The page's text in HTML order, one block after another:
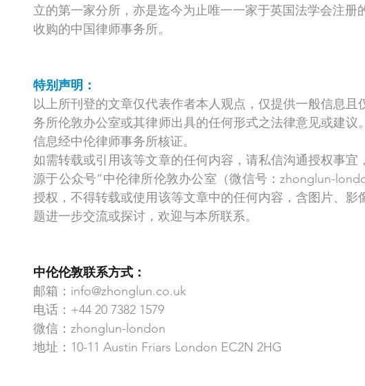
立的第一家分所，亦是迄今为止唯一一家于英国法学会注册
收购的中国律师事务所。
特别声明：
以上所刊登的文章仅代表作者本人观点，仅提供一般信息
务所伦敦办公室或其律师出具的任何形式之法律意见或建
信息经中伦律师事务所核证。
如需转载或引用该等文章的任何内容，请私信沟通授权事
源于公众号“中伦律所伦敦办公室（微信号：zhonglun-
授权，不得转载或使用该等文章中的任何内容，含图片、影
题进一步交流或探讨，欢迎与本所联系。
中伦伦敦联系方式：
邮箱：info@zhonglun.co.uk
电话：+44 20 7382 1579
微信：zhonglun-london
地址：10-11 Austin Friars London EC2N 2HG